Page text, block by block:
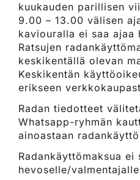
kuukauden parillisen
9.00 – 13.00 välisen
kaviouralla ei saa ajaa
Ratsujen
keskikentällä olevan
Keskikentän
erikseen
Radan tiedotteet
Whatsapp-ryhmän
ainoastaan
Radankäyttömaksua
hevoselle/